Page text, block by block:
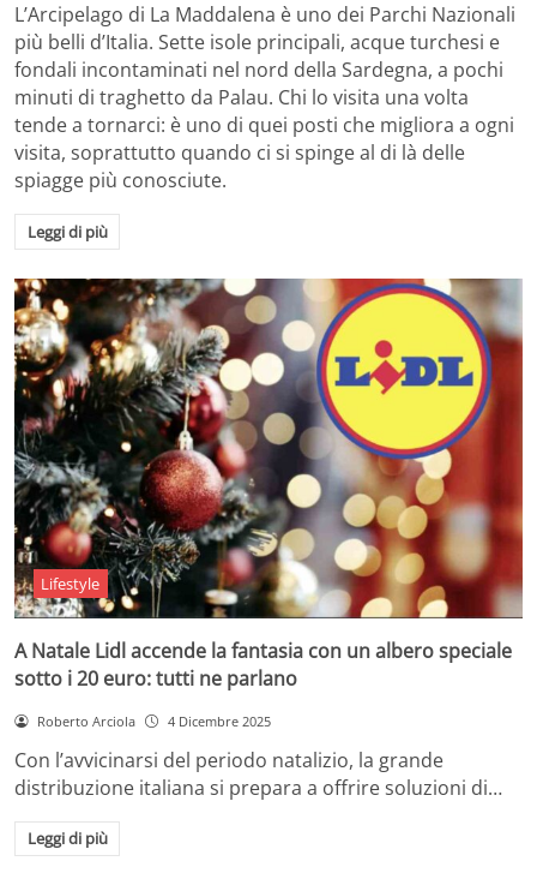
L’Arcipelago di La Maddalena è uno dei Parchi Nazionali
più belli d’Italia. Sette isole principali, acque turchesi e
fondali incontaminati nel nord della Sardegna, a pochi
minuti di traghetto da Palau. Chi lo visita una volta
tende a tornarci: è uno di quei posti che migliora a ogni
visita, soprattutto quando ci si spinge al di là delle
spiagge più conosciute.
Leggi di più
Lifestyle
A Natale Lidl accende la fantasia con un albero speciale
sotto i 20 euro: tutti ne parlano
Roberto Arciola 4 Dicembre 2025
Con l’avvicinarsi del periodo natalizio, la grande
distribuzione italiana si prepara a offrire soluzioni di…
Leggi di più